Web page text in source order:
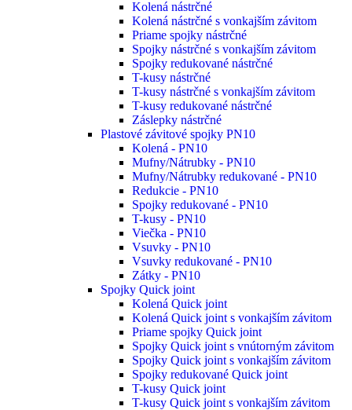
Kolená nástrčné
Kolená nástrčné s vonkajším závitom
Priame spojky nástrčné
Spojky nástrčné s vonkajším závitom
Spojky redukované nástrčné
T-kusy nástrčné
T-kusy nástrčné s vonkajším závitom
T-kusy redukované nástrčné
Záslepky nástrčné
Plastové závitové spojky PN10
Kolená - PN10
Mufny/Nátrubky - PN10
Mufny/Nátrubky redukované - PN10
Redukcie - PN10
Spojky redukované - PN10
T-kusy - PN10
Viečka - PN10
Vsuvky - PN10
Vsuvky redukované - PN10
Zátky - PN10
Spojky Quick joint
Kolená Quick joint
Kolená Quick joint s vonkajším závitom
Priame spojky Quick joint
Spojky Quick joint s vnútorným závitom
Spojky Quick joint s vonkajším závitom
Spojky redukované Quick joint
T-kusy Quick joint
T-kusy Quick joint s vonkajším závitom